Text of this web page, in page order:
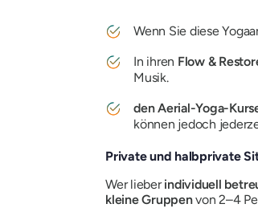
Wenn Sie diese
In ihren Flow &
Musik.
den Aerial-Yoga-
können jedoch
Private und halbprivate
Wer lieberindividuell
kleine Gruppenvon 2–4